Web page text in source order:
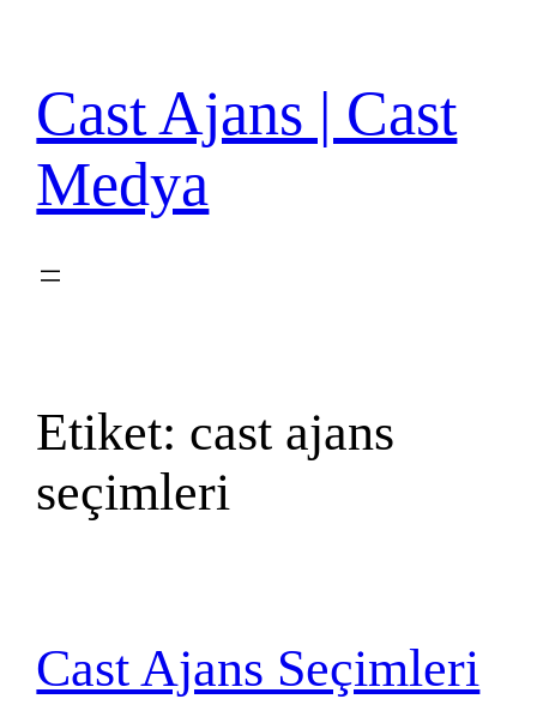
Cast Ajans | Cast
Medya
Etiket: cast ajans
seçimleri
Cast Ajans Seçimleri